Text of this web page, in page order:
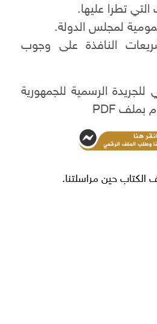
تطرا عليها.
لمجلس الدولة.
النافذة على وجوب
الرسمية للجمهورية
الكتاب حين مراسلتنا.